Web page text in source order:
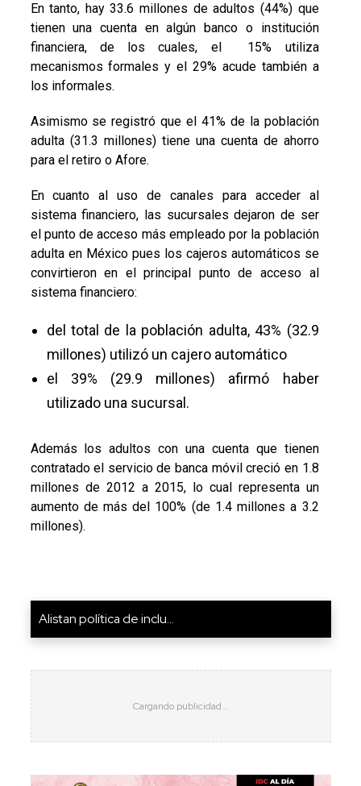
En tanto, hay 33.6 millones de adultos (44%) que
tienen una cuenta en algún banco o institución
financiera, de los cuales, el 15% utiliza
mecanismos formales y el 29% acude también a
los informales.
Asimismo se registró que el 41% de la población
adulta (31.3 millones) tiene una cuenta de ahorro
para el retiro o Afore.
En cuanto al uso de canales para acceder al
sistema financiero, las sucursales dejaron de ser
el punto de acceso más empleado por la población
adulta en México pues los cajeros automáticos se
convirtieron en el principal punto de acceso al
sistema financiero:
del total de la población adulta, 43% (32.9
millones) utilizó un cajero automático
el 39% (29.9 millones) afirmó haber
utilizado una sucursal.
Además los adultos con una cuenta que tienen
contratado el servicio de banca móvil creció en 1.8
millones de 2012 a 2015, lo cual representa un
aumento de más del 100% (de 1.4 millones a 3.2
millones).
Alistan política de inclu...